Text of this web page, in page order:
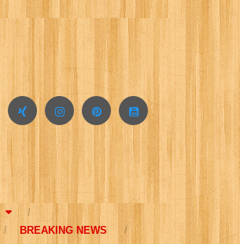
BREAKING NEWS